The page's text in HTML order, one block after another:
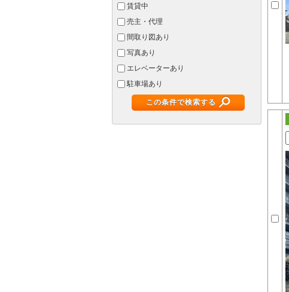
賃貸中
売主・代理
間取り図あり
写真あり
エレベーターあり
駐車場あり
この条件で検索する